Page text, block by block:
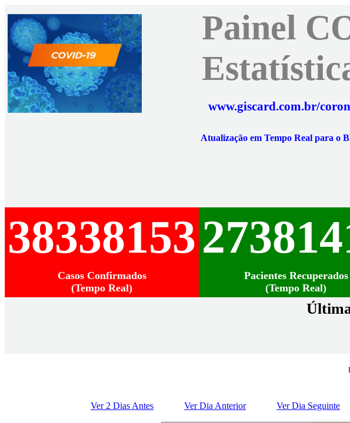
Painel
www.giscard.com.br/
Atualização em Tempo Real para o
38338153
Casos Confirmados
(Tempo Real)
Pacientes Recuperados
(Tempo Real)
Ver 2 Dias Antes Ver Dia Anterior Ver Dia Seguinte